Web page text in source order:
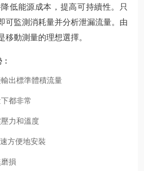
低能源成本，提高可持續性。只
可監測消耗量并分析泄漏流量。由
移動測量的理想選擇。
出標準體積流量
都非常
力和溫度
方便地安裝
損